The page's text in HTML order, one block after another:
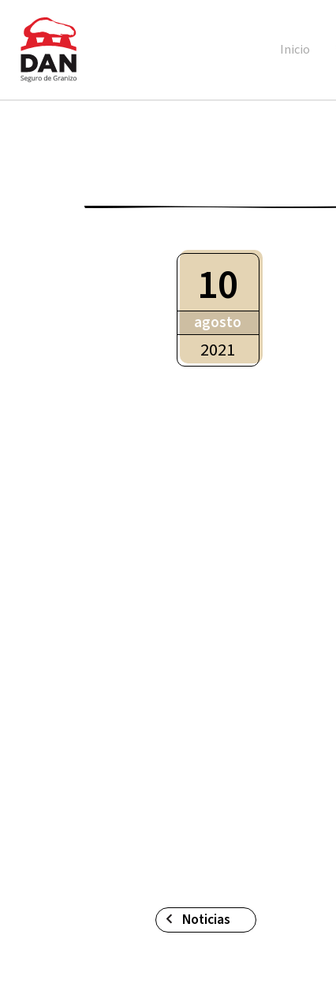
Inicio
10
agosto
2021
Noticias